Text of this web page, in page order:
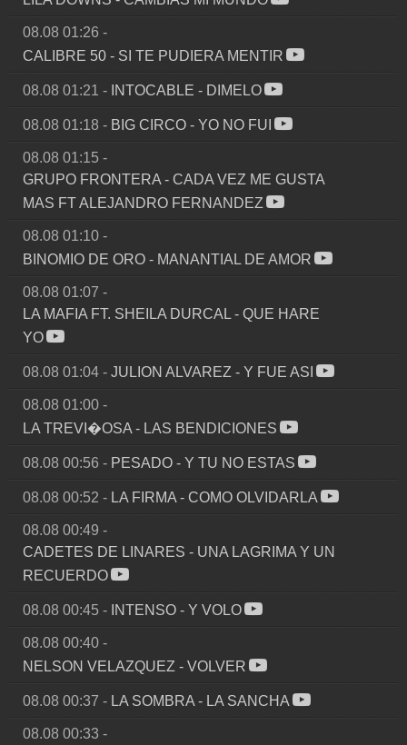
08.08 01:26 -
CALIBRE 50 - SI TE PUDIERA MENTIR
08.08 01:21 - INTOCABLE - DIMELO
08.08 01:18 - BIG CIRCO - YO NO FUI
08.08 01:15 -
GRUPO FRONTERA - CADA VEZ ME GUSTA
MAS FT ALEJANDRO FERNANDEZ
08.08 01:10 -
BINOMIO DE ORO - MANANTIAL DE AMOR
08.08 01:07 -
LA MAFIA FT. SHEILA DURCAL - QUE HARE
YO
08.08 01:04 - JULION ALVAREZ - Y FUE ASI
08.08 01:00 -
LA TREVI�OSA - LAS BENDICIONES
08.08 00:56 - PESADO - Y TU NO ESTAS
08.08 00:52 - LA FIRMA - COMO OLVIDARLA
08.08 00:49 -
CADETES DE LINARES - UNA LAGRIMA Y UN
RECUERDO
08.08 00:45 - INTENSO - Y VOLO
08.08 00:40 -
NELSON VELAZQUEZ - VOLVER
08.08 00:37 - LA SOMBRA - LA SANCHA
08.08 00:33 -